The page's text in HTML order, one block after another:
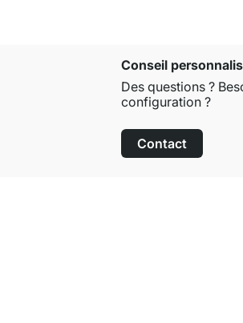
Conseil
Des questions ?
configuration ?
Contact